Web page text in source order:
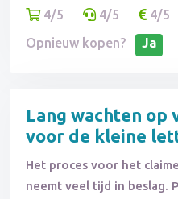
4/5
4/5 4/5
Opnieuw kopen?
Ja
Lang wachten
voor de kleine
Het proces voor het
neemt veel tijd in beslag.